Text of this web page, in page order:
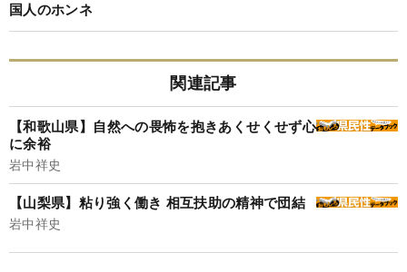
国人のホンネ
関連記事
【和歌山県】自然への畏怖を抱きあくせくせず心
に余裕
岩中祥史
【山梨県】粘り強く働き 相互扶助の精神で団結
岩中祥史